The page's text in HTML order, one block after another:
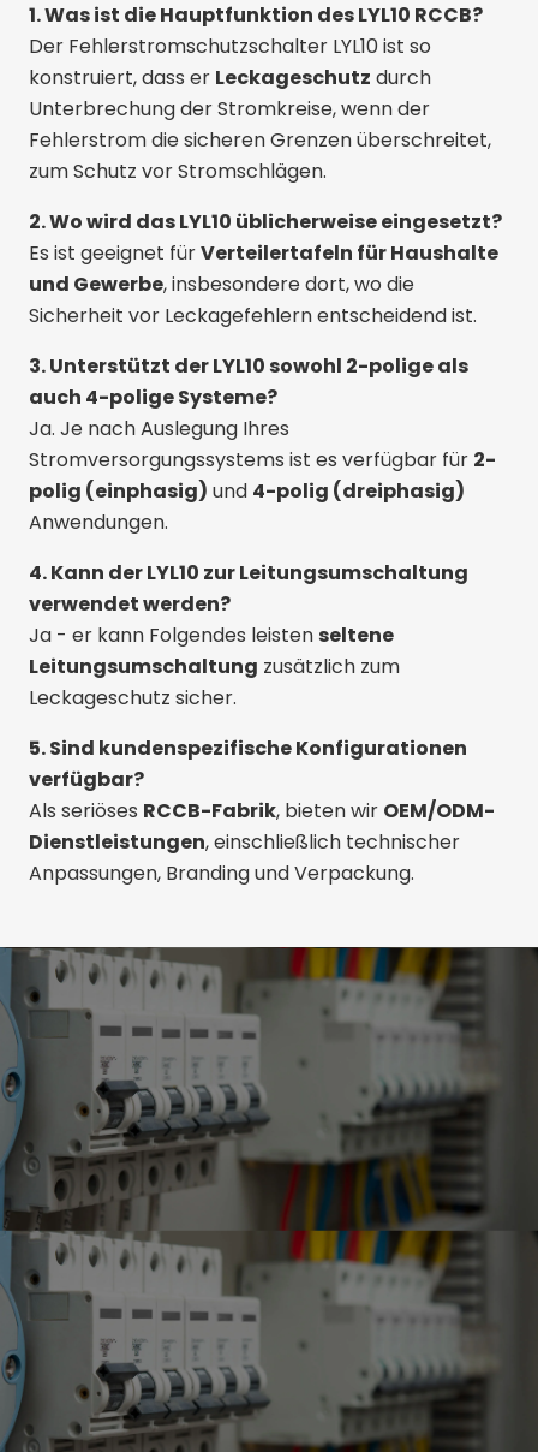
1. Was ist die Hauptfunktion des LYL10 RCCB?
Der Fehlerstromschutzschalter LYL10 ist so
konstruiert, dass er Leckageschutz durch
Unterbrechung der Stromkreise, wenn der
Fehlerstrom die sicheren Grenzen überschreitet,
zum Schutz vor Stromschlägen.
2. Wo wird das LYL10 üblicherweise eingesetzt?
Es ist geeignet fürVerteilertafeln für Haushalte
und Gewerbe, insbesondere dort, wo die
Sicherheit vor Leckagefehlern entscheidend ist.
3. Unterstützt der LYL10 sowohl 2-polige als
auch 4-polige Systeme?
Ja. Je nach Auslegung Ihres
Stromversorgungssystems ist es verfügbar für 2-
polig (einphasig) und 4-polig (dreiphasig)
Anwendungen.
4. Kann der LYL10 zur Leitungsumschaltung
verwendet werden?
Ja - er kann Folgendes leisten seltene
Leitungsumschaltung zusätzlich zum
Leckageschutz sicher.
5. Sind kundenspezifische Konfigurationen
verfügbar?
Als seriöses RCCB-Fabrik, bieten wir OEM/ODM-
Dienstleistungen, einschließlich technischer
Anpassungen, Branding und Verpackung.